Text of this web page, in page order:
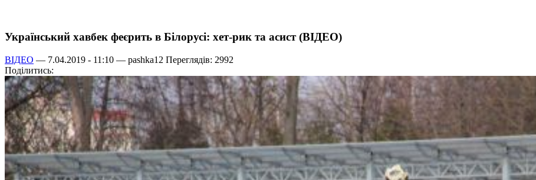
Український хавбек феєрить в Білорусі: хет-рик та асист (ВІДЕО)
ВІДЕО — 7.04.2019 - 11:10 — pashka12 Переглядів: 2992
Поділитись: